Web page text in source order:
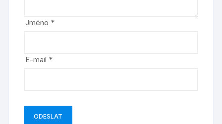
Jméno *
E-mail *